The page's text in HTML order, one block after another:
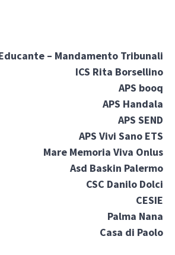
– Mandamento Tribunali
ICS Rita Borsellino
APS booq
APS Handala
APS SEND
APS Vivi Sano ETS
Mare Memoria Viva Onlus
Asd Baskin Palermo
CSC Danilo Dolci
CESIE
Palma Nana
Casa di Paolo